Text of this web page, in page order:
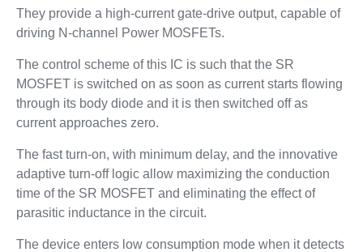
They provide a high-current gate-drive output, capable of
driving N-channel Power MOSFETs.
The control scheme of this IC is such that the SR
MOSFET is switched on as soon as current starts flowing
through its body diode and it is then switched off as
current approaches zero.
The fast turn-on, with minimum delay, and the innovative
adaptive turn-off logic allow maximizing the conduction
time of the SR MOSFET and eliminating the effect of
parasitic inductance in the circuit.
The device enters low consumption mode when it detects